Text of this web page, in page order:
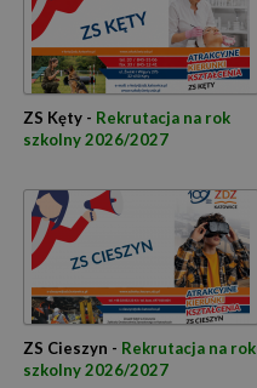
ZS Kęty - Rekrutacja na rok
szkolny 2026/2027
ZS Cieszyn - Rekrutacja na rok
szkolny 2026/2027